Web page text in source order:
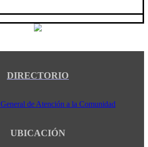
DIRECTORIO
UBICACIÓN